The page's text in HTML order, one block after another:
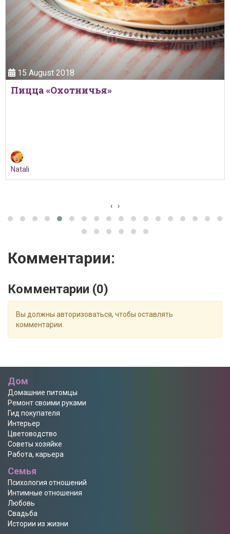
15 August 2018
Пицца «Охотничья»
Natali
‹ ›
Комментарии:
Комментарии (0)
Вы должны авторизоваться, чтобы оставлять
комментарии.
Дом
Домашние питомцы
Ремонт своими руками
Гид покупателя
Интерьер
Цветоводство
Советы хозяйке
Работа, карьера
Семья
Психология отношений
Интимные отношения
Любовь
Свадьба
Истории из жизни